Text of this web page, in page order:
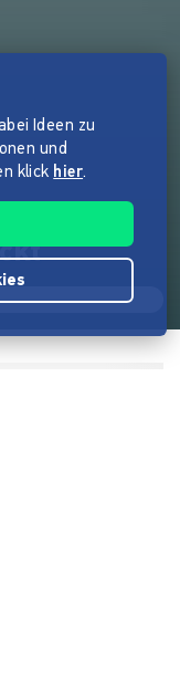
Ideen zu
und
klick hier.